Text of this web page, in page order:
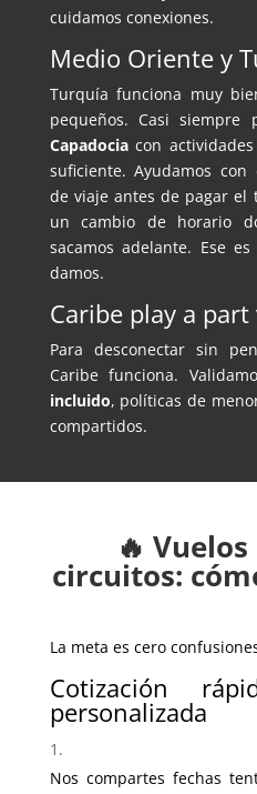
cuidamos conexiones.
Medio Oriente y
Turquía funciona muy
pequeños. Casi siempre
Capadociacon
suficiente. Ayudamos
de viaje antes de pagar el
un cambio de horario
sacamos adelante. Ese
damos.
Caribe play a part
Para desconectar sin
Caribe funciona.
incluido, políticas de
compartidos.
🔥
circuitos:
La meta es cero
Cotización
personalizada
Nos compartes fechas